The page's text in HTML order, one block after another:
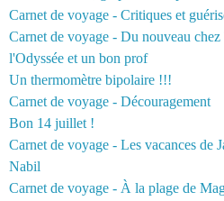
Carnet de voyage - Critiques et
Carnet de voyage - Du nouveau
l'Odyssée et un bon prof
Un thermomètre bipolaire !!!
Carnet de voyage - Découragement
Bon 14 juillet !
Carnet de voyage - Les vacances de
Nabil
Carnet de voyage - À la plage de